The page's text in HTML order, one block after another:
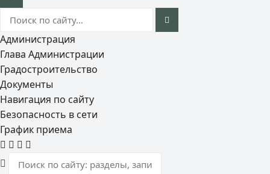
Администрация
Глава Администрации
Градостроительство
Документы
Навигация по сайту
Безопасность в сети
График приема